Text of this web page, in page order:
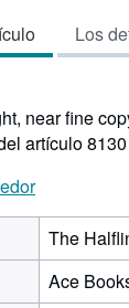
5
de
Los
near fine
artículo 8130
The
Ace